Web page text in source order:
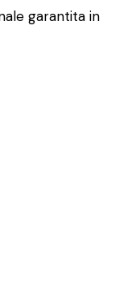
garantita in